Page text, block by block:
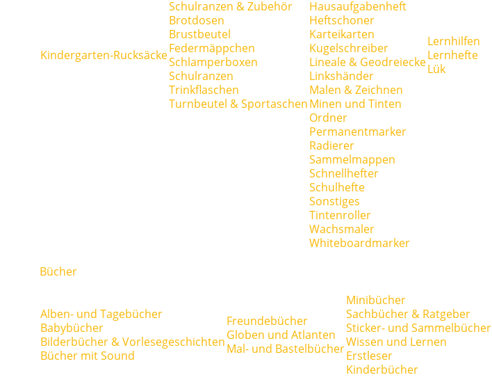
Kindergarten-Rucksäcke
Schulranzen & Zubehör
Brotdosen
Brustbeutel
Federmäppchen
Schlamperboxen
Schulranzen
Trinkflaschen
Turnbeutel & Sportaschen
Hausaufgabenheft
Heftschoner
Karteikarten
Kugelschreiber
Lineale & Geodreiecke
Linkshänder
Malen & Zeichnen
Minen und Tinten
Ordner
Permanentmarker
Radierer
Sammelmappen
Schnellhefter
Schulhefte
Sonstiges
Tintenroller
Wachsmaler
Whiteboardmarker
Lernhilfen
Lernhefte
Lük
Bücher
Alben- und Tagebücher
Babybücher
Bilderbücher & Vorlesegeschichten
Bücher mit Sound
Freundebücher
Globen und Atlanten
Mal- und Bastelbücher
Minibücher
Sachbücher & Ratgeber
Sticker- und Sammelbücher
Wissen und Lernen
Erstleser
Kinderbücher